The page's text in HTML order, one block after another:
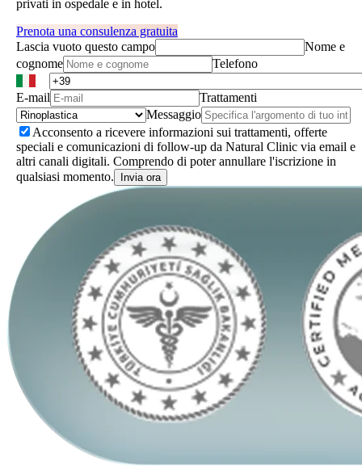
privati in ospedale e in hotel.
Prenota una consulenza gratuita
Lascia vuoto questo campo
Nome e
cognome
Telefono
E-mail
Trattamenti
Messaggio
Acconsento a ricevere informazioni sui trattamenti, offerte
speciali e comunicazioni di follow-up da Natural Clinic via email e
altri canali digitali. Comprendo di poter annullare l'iscrizione in
qualsiasi momento.
Invia ora